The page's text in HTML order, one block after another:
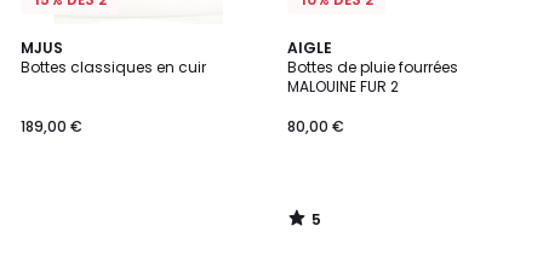
MJUS
Bottes classiques en cuir
189,00 €
AIGLE
Bottes de pluie fourrées
MALOUINE FUR 2
80,00 €
5
/
5
5
/